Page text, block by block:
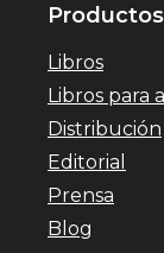
Libros
Libros para
Distribución
Editorial
Prensa
Blog